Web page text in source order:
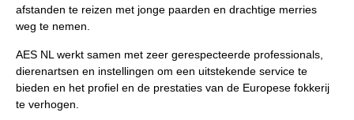
afstanden te reizen met jonge paarden en drachtige merries
weg te nemen.
AES NL werkt samen met zeer gerespecteerde professionals,
dierenartsen en instellingen om een uitstekende service te
bieden en het profiel en de prestaties van de Europese fokkerij
te verhogen.